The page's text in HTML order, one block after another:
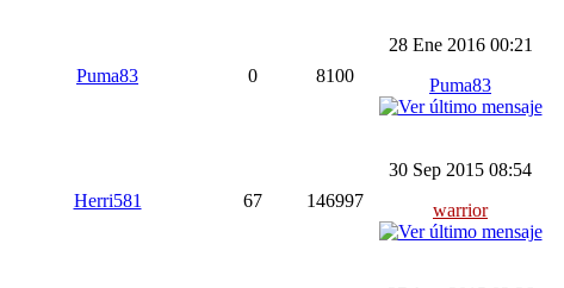
Puma83 0 8100
28 Ene 2016 00:21
Puma83
Herri581 67 146997
30 Sep 2015 08:54
warrior